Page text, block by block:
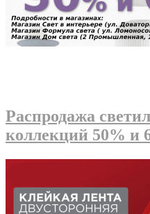
Распродажа
коллекций 50% и